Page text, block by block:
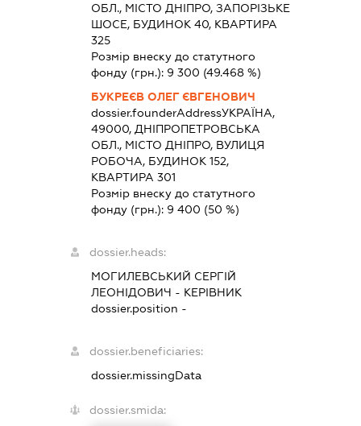
ОБЛ., МІСТО ДНІПРО, ЗАПОРІЗЬКЕ
ШОСЕ, БУДИНОК 40, КВАРТИРА
325
Розмір внеску до статутного
фонду (грн.): 9 300 (49.468 %)
БУКРЕЄВ ОЛЕГ ЄВГЕНОВИЧ
dossier.founderAddressУКРАЇНА,
49000, ДНІПРОПЕТРОВСЬКА
ОБЛ., МІСТО ДНІПРО, ВУЛИЦЯ
РОБОЧА, БУДИНОК 152,
КВАРТИРА 301
Розмір внеску до статутного
фонду (грн.): 9 400 (50 %)
dossier.heads:
МОГИЛЕВСЬКИЙ СЕРГІЙ
ЛЕОНІДОВИЧ - КЕРІВНИК
dossier.position -
dossier.beneficiaries:
dossier.missingData
dossier.smida: